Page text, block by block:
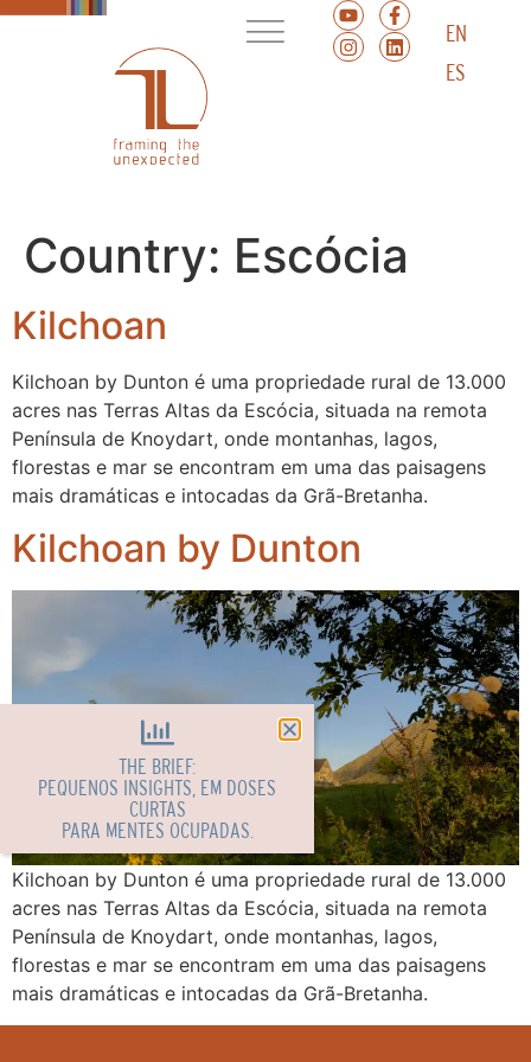
EN
ES
Country: Escócia
Kilchoan
Kilchoan by Dunton é uma propriedade rural de 13.000
acres nas Terras Altas da Escócia, situada na remota
Península de Knoydart, onde montanhas, lagos,
florestas e mar se encontram em uma das paisagens
mais dramáticas e intocadas da Grã-Bretanha.
Kilchoan by Dunton
Kilchoan by Dunton é uma propriedade rural de 13.000
acres nas Terras Altas da Escócia, situada na remota
Península de Knoydart, onde montanhas, lagos,
florestas e mar se encontram em uma das paisagens
mais dramáticas e intocadas da Grã-Bretanha.
THE BRIEF:
PEQUENOS INSIGHTS, EM DOSES
CURTAS
PARA MENTES OCUPADAS.